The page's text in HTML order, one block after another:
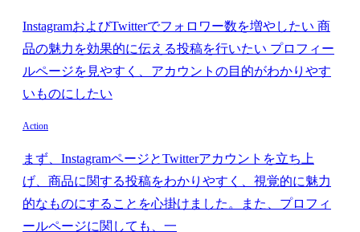
InstagramおよびTwitterでフォロワー数を増やしたい 商
品の魅力を効果的に伝える投稿を行いたい プロフィー
ルページを見やすく、アカウントの目的がわかりやす
いものにしたい
Action
まず、InstagramページとTwitterアカウントを立ち上
げ、商品に関する投稿をわかりやすく、視覚的に魅力
的なものにすることを心掛けました。また、プロフィ
ールページに関しても、一